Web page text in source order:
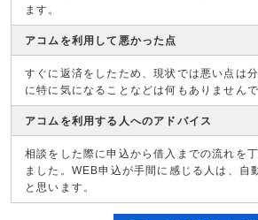
ます。
アコムを利用して悪かった点
すぐに返済をしたため、現状では悪い点は
に特に気になることなどは何もありませんで
アコムを利用する人へのアドバイス
相談をした際に申込から借入までの流れを
ました。WEB申込が手間に感じる人は、自
と思います。